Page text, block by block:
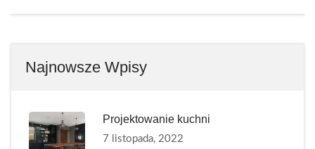
Najnowsze Wpisy
Projektowanie kuchni
7 listopada, 2022